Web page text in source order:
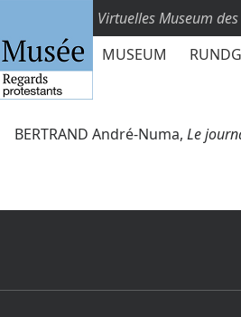
Virtuelles Museum
MUSEUM
BERTRAND André-Numa, Le